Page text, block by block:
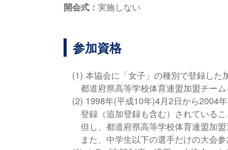
開会式： 実施しない
参加資格
(1) 本協会に「女子」の種別で登録した
都道府県高等学校体育連盟加盟チーム
(2) 1998年(平成10年)4月2日から2004
登録（追加登録も含む）されているこ
但し、都道府県高等学校体育連盟加
また、中学生以下の選手だけの大会参